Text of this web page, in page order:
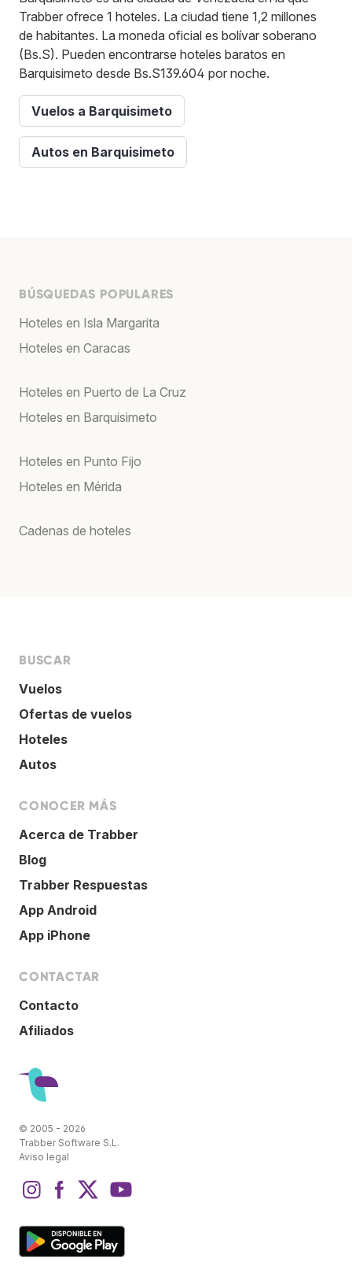
Trabber ofrece 1 hoteles. La ciudad tiene 1,2 millones
de habitantes. La moneda oficial es bolívar soberano
(Bs.S). Pueden encontrarse hoteles baratos en
Barquisimeto desde Bs.S139.604 por noche.
Vuelos a Barquisimeto
Autos en Barquisimeto
BÚSQUEDAS POPULARES
Hoteles en Isla Margarita
Hoteles en Caracas
Hoteles en Puerto de La Cruz
Hoteles en Barquisimeto
Hoteles en Punto Fijo
Hoteles en Mérida
Cadenas de hoteles
BUSCAR
Vuelos
Ofertas de vuelos
Hoteles
Autos
CONOCER MÁS
Acerca de Trabber
Blog
Trabber Respuestas
App Android
App iPhone
CONTACTAR
Contacto
Afiliados
© 2005 - 2026
Trabber Software S.L.
Aviso legal